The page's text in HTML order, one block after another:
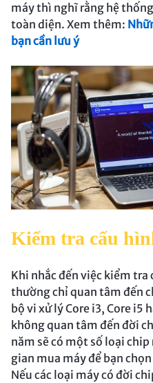
máy thì nghĩ rằng hệ
toàn diện. Xem thêm:
bạn cần lưu ý
Kiểm tra cấu
Khi nhắc đến việc kiểm tra
thường chỉ quan tâm đến
bộ vi xử lý Core i3, Core i5
không quan tâm đến đời
năm sẽ có một số loại
gian mua máy để bạn
Nếu các loại máy có đời